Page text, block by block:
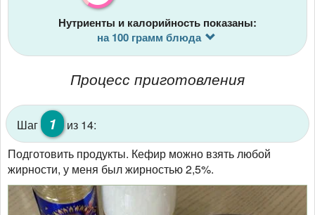
Нутриенты и калорийность показаны:
на 100 грамм блюда
Процесс приготовления
Шаг 1
из 14:
Подготовить продукты. Кефир можно взять любой
жирности, у меня был жирностью 2,5%.